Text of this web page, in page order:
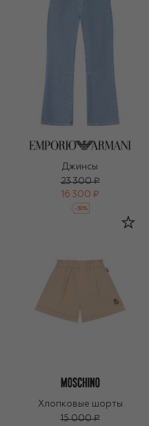
Джинсы
23 300 ₽
16 300 ₽
-30%
Хлопковые шорты
15 000 ₽